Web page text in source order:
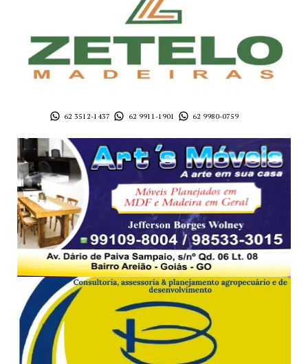
62 3512-1437 62 9911-1901 62 9980-0759